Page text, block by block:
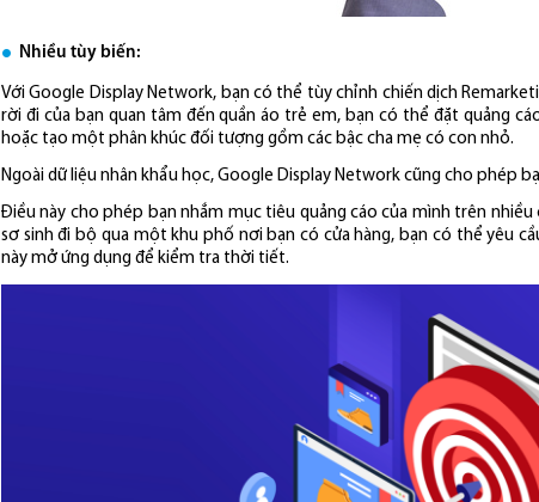
Nhiều tùy biến:
Với Google Display Network, bạn có thể tùy chỉnh chiến dịch
rời đi của bạn quan tâm đến quần áo trẻ em, bạn có thể đặt quảng
hoặc tạo một phân khúc đối tượng gồm các bậc cha mẹ có con nhỏ.
Ngoài dữ liệu nhân khẩu học, Google Display Network cũng cho phép
Điều này cho phép bạn nhắm mục tiêu quảng cáo của mình trên
sơ sinh đi bộ qua một khu phố nơi bạn có cửa hàng, bạn có thể yêu
này mở ứng dụng để kiểm tra thời tiết.